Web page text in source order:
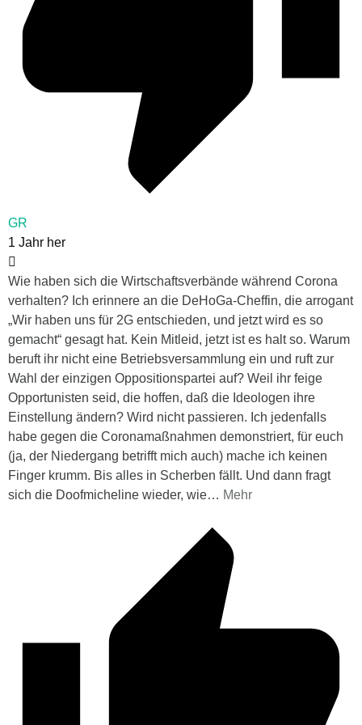
GR
1 Jahr her
Wie haben sich die Wirtschaftsverbände während Corona
verhalten? Ich erinnere an die DeHoGa-Cheffin, die arrogant
„Wir haben uns für 2G entschieden, und jetzt wird es so
gemacht“ gesagt hat. Kein Mitleid, jetzt ist es halt so. Warum
beruft ihr nicht eine Betriebsversammlung ein und ruft zur
Wahl der einzigen Oppositionspartei auf? Weil ihr feige
Opportunisten seid, die hoffen, daß die Ideologen ihre
Einstellung ändern? Wird nicht passieren. Ich jedenfalls
habe gegen die Coronamaßnahmen demonstriert, für euch
(ja, der Niedergang betrifft mich auch) mache ich keinen
Finger krumm. Bis alles in Scherben fällt. Und dann fragt
sich die Doofmicheline wieder, wie… Mehr